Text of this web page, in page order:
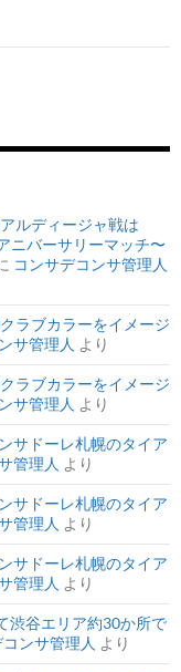
ルディージャ戦は
ニバーサリーマッチ〜
コンサデコンサ管理人
ラブカラーをイメージ
サ管理人 より
ラブカラーをイメージ
サ管理人 より
サドーレ札幌のタイア
管理人 より
サドーレ札幌のタイア
管理人 より
サドーレ札幌のタイア
管理人 より
渋谷エリア約30か所で
ンサ管理人 より